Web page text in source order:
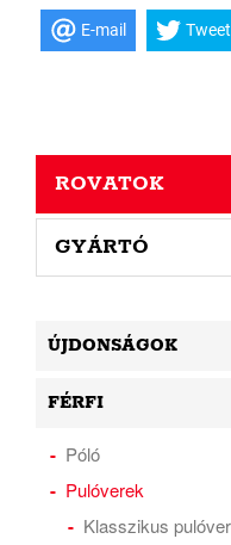
E-mail Tweet
ROVATOK
GYÁRTÓ
ÚJDONSÁGOK
FÉRFI
Póló
Pulóverek
Klasszikus